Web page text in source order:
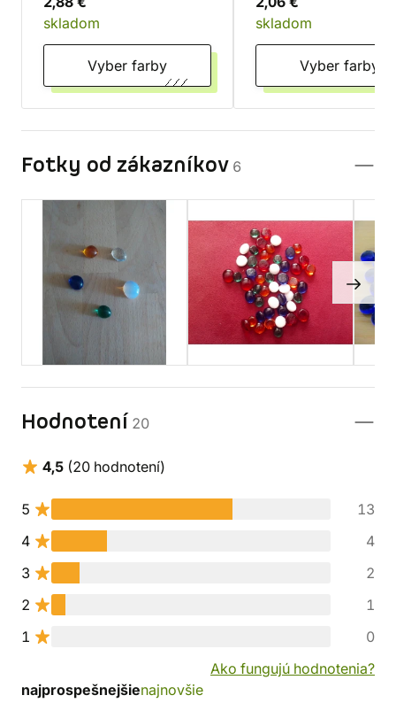
skladom
Vyber farby
skladom
Vyber farby
Fotky od zákazníkov 6
Hodnotení 20
4,5 (20 hodnotení)
5
13
4
4
3
2
2
1
1
0
Ako fungujú hodnotenia?
najprospešnejšienajnovšie